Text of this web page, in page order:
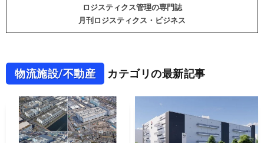
ロジスティクス管理の専門誌
月刊ロジスティクス・ビジネス
物流施設/不動産 カテゴリの最新記事